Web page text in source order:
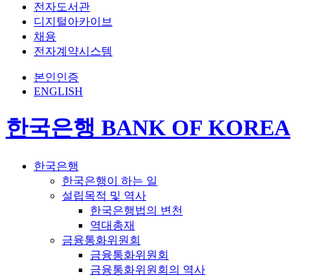
전자도서관
디지털아카이브
채용
전자계약시스템
본인인증
ENGLISH
한국은행 BANK OF KOREA
한국은행
한국은행이 하는 일
설립목적 및 역사
한국은행법의 변천
역대총재
금융통화위원회
금융통화위원회
금융통화위원회의 역사